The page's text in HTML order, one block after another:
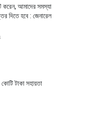
করেন, আমাদের সমস্যা
দিতে হবে : জেনারেল
কোটি টাকা সহায়তা